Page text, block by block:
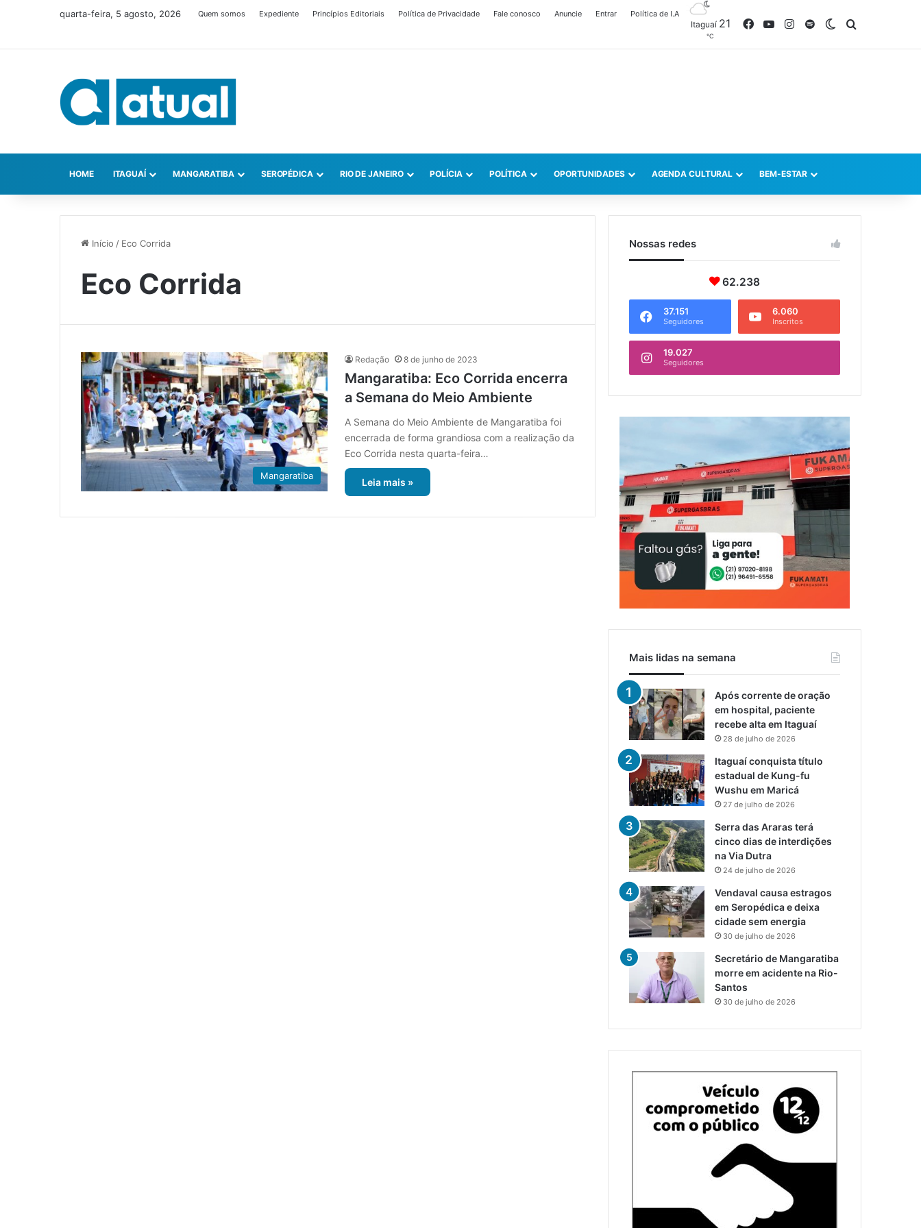
quarta-feira, 5 agosto, 2026 Quem somos Expediente Princípios Editoriais Política de Privacidade Fale conosco Anuncie Entrar Política de I.A
Itaguaí 21
℃
FacebookYouTubeInstagram
SpotifySwitch skin
HOME ITAGUAÍ MANGARATIBA SEROPÉDICA RIO DE JANEIRO POLÍCIA POLÍTICA OPORTUNIDADES AGENDA CULTURAL BEM-ESTAR
Início / Eco Corrida
Eco Corrida
Mangaratiba
Redação 8 de junho de 2023
Mangaratiba: Eco Corrida encerra
a Semana do Meio Ambiente
A Semana do Meio Ambiente de Mangaratiba foi
encerrada de forma grandiosa com a realização da
Eco Corrida nesta quarta-feira…
Leia mais »
Nossas redes
62.238
37.151
Seguidores
6.060
Inscritos
19.027
Seguidores
Mais lidas na semana
Após corrente de oração
em hospital, paciente
recebe alta em Itaguaí
28 de julho de 2026
Itaguaí conquista título
estadual de Kung-fu
Wushu em Maricá
27 de julho de 2026
Serra das Araras terá
cinco dias de interdições
na Via Dutra
24 de julho de 2026
Vendaval causa estragos
em Seropédica e deixa
cidade sem energia
30 de julho de 2026
Secretário de Mangaratiba
morre em acidente na Rio-
Santos
30 de julho de 2026